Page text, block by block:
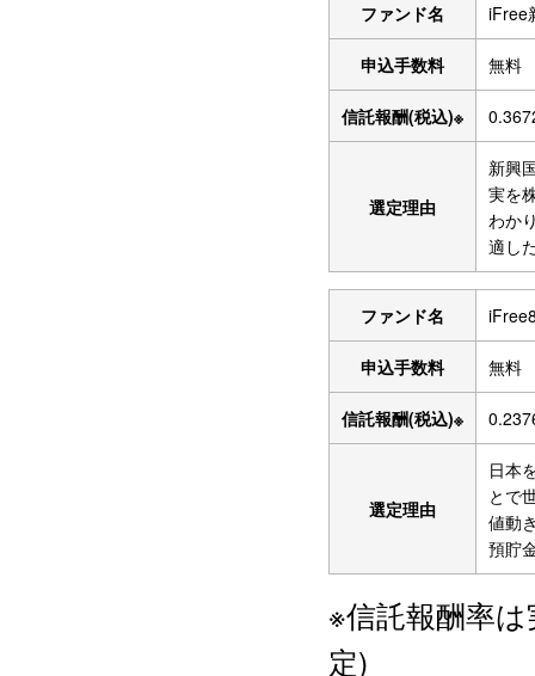
ファンド名 iFree
申込手数料 無料
信託報酬(税込)※
選定理由
新興
実を
わか
適し
ファンド名
申込手数料 無料
信託報酬(税込)※
選定理由
日本
とで
値動
預貯
※信託報酬率
定)